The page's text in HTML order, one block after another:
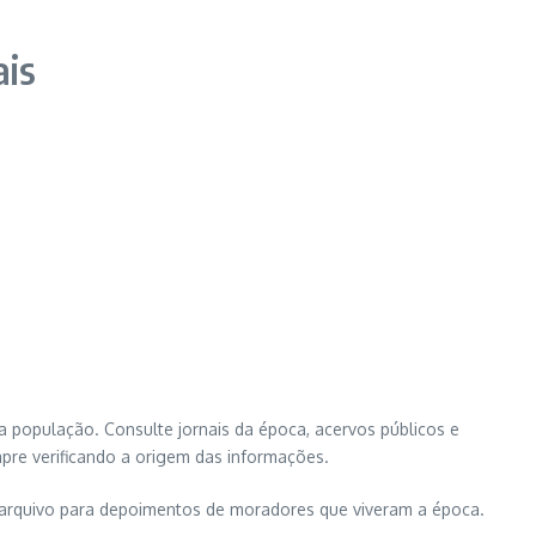
Consulte jornais da época, acervos públicos e
verificando a origem das informações.
para depoimentos de moradores que viveram a época.